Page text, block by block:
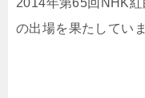
2014年第65回NHK
の出場を果たしていま